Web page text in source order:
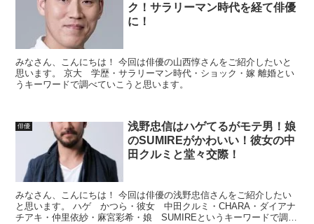
ク！サラリーマン時代を経て俳優
に！
みなさん、こんにちは！ 今回は俳優の山西惇さんをご紹介したいと
思います。 京大 学歴・サラリーマン時代・ショック・嫁 離婚とい
うキーワードで調べていこうと思います。
俳優
浅野忠信はハゲてるがモテ男！娘
のSUMIREがかわいい！彼女の中
田クルミと堂々交際！
みなさん、こんにちは！ 今回は俳優の浅野忠信さんをご紹介したい
と思います。 ハゲ かつら・彼女 中田クルミ・CHARA・ダイアナ
チアキ・仲里依紗・麻宮彩希・娘 SUMIREというキーワードで調べ